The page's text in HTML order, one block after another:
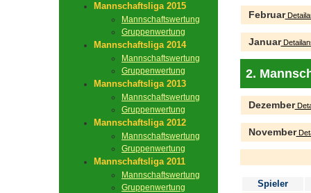
Mannschaftsliga 2015
Mannschaftswertung
Gruppenwertung
Mannschaftsliga 2014
Mannschaftswertung
Gruppenwertung
Mannschaftsliga 2013
Mannschaftswertung
Gruppenwertung
Mannschaftsliga 2012
Mannschaftswertung
Gruppenwertung
Mannschaftsliga 2011
Mannschaftswertung
Gruppenwertung
Februar
Januar
2.
Dezember
November
Spieler